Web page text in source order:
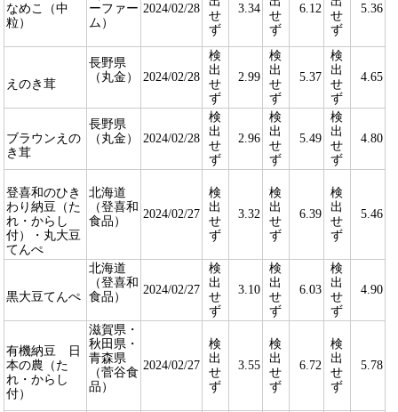
なめこ（中
粒）
ーファー
ム）
2024/02/28
せ
ず
3.34
せ
ず
6.12
せ
ず
5.36
えのき茸
長野県
（丸金）
2024/02/28
検
出
せ
ず
2.99
検
出
せ
ず
5.37
検
出
せ
ず
4.65
ブラウンえの
き茸
長野県
（丸金）
2024/02/28
検
出
せ
ず
2.96
検
出
せ
ず
5.49
検
出
せ
ず
4.80
登喜和のひき
わり納豆（た
れ・からし
付）・丸大豆
てんぺ
北海道
（登喜和
食品）
2024/02/27
検
出
せ
ず
3.32
検
出
せ
ず
6.39
検
出
せ
ず
5.46
黒大豆てんぺ
北海道
（登喜和
食品）
2024/02/27
検
出
せ
ず
3.10
検
出
せ
ず
6.03
検
出
せ
ず
4.90
有機納豆 日
本の農（た
れ・からし
付）
滋賀県・
秋田県・
青森県
（菅谷食
品）
2024/02/27
検
出
せ
ず
3.55
検
出
せ
ず
6.72
検
出
せ
ず
5.78